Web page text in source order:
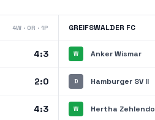
4W · 0R · 1P
4:3
2:0
4:3
GREIFSWALDER FC
W Anker Wismar
D Hamburger SV II
W Hertha